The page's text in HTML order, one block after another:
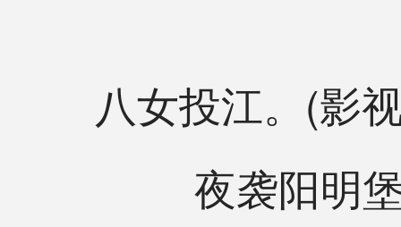
八女投江。(影
夜袭阳明